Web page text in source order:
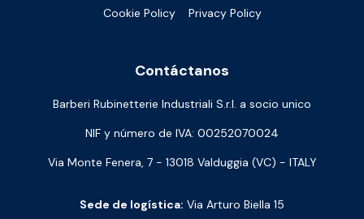
Cookie Policy Privacy Policy
Contáctanos
Barberi Rubinetterie Industriali S.r.l. a socio unico
NIF y número de IVA: 00252070024
Via Monte Fenera, 7 - 13018 Valduggia (VC) - ITALY
Sede de logística: Via Arturo Biella 15